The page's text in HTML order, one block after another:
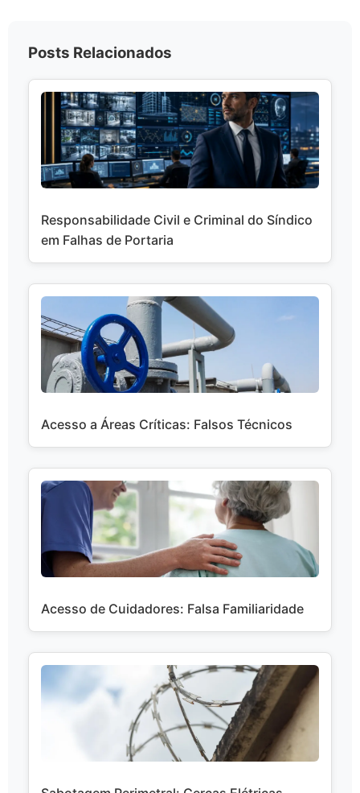
Posts Relacionados
Responsabilidade Civil e Criminal do Síndico
em Falhas de Portaria
Acesso a Áreas Críticas: Falsos Técnicos
Acesso de Cuidadores: Falsa Familiaridade